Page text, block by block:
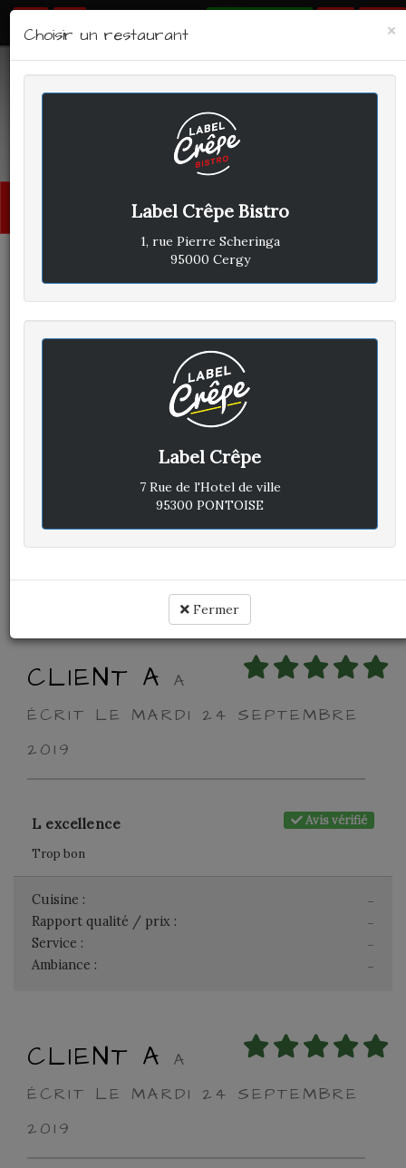
LABEL CRÊPE - BISTRO
CLIENT A A
ÉCRIT LE MERCREDI 25
SEPTEMBRE 2019
Très bon service impeccable
Ambiance :
CLIENT A
A
ÉCRIT LE MARDI 24 SEPTEMBRE
2019
Avis vérifié
L excellence
Trop bon
-
Cuisine :
-
Rapport qualité / prix :
-
Service :
-
Ambiance :
CLIENT A
A
ÉCRIT LE MARDI 24 SEPTEMBRE
2019
×
Choisir un restaurant
Label Crêpe Bistro
1, rue Pierre Scheringa
95000 Cergy
Label Crêpe
7 Rue de l'Hotel de ville
95300 PONTOISE
Fermer